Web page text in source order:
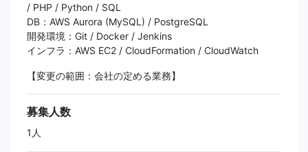
/ PHP / Python / SQL
DB：AWS Aurora (MySQL) / PostgreSQL
開発環境：Git / Docker / Jenkins
インフラ：AWS EC2 / CloudFormation / CloudWatch
【変更の範囲：会社の定める業務】
募集人数
1人